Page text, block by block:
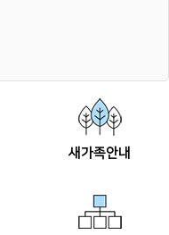
새가족안내